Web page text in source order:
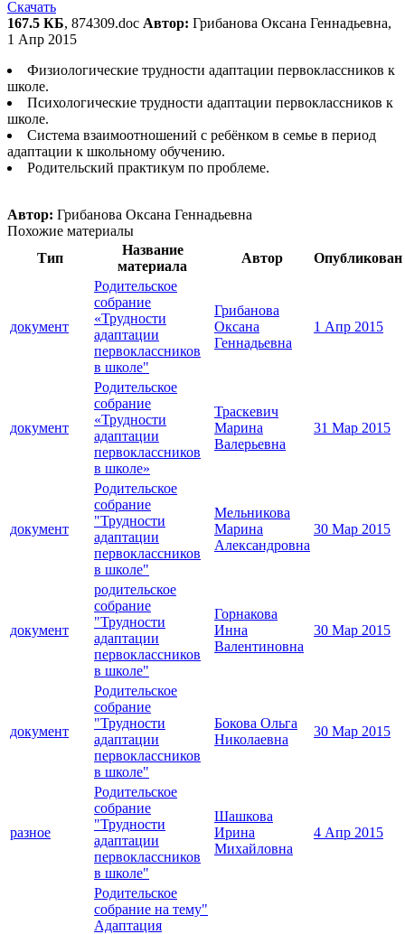
Скачать
167.5 КБ, 874309.doc Автор: Грибанова Оксана Геннадьевна,
1 Апр 2015
Физиологические трудности адаптации первоклассников к
школе.
Психологические трудности адаптации первоклассников к
школе.
Система взаимоотношений с ребёнком в семье в период
адаптации к школьному обучению.
Родительский практикум по проблеме.
Автор: Грибанова Оксана Геннадьевна
Похожие материалы
Тип
Название
материала
Автор Опубликован
документ
Родительское
собрание
«Трудности
адаптации
первоклассников
в школе"
Грибанова
Оксана
Геннадьевна
1 Апр 2015
документ
Родительское
собрание
«Трудности
адаптации
первоклассников
в школе»
Траскевич
Марина
Валерьевна
31 Мар 2015
документ
Родительское
собрание
"Трудности
адаптации
первоклассников
в школе"
Мельникова
Марина
Александровна
30 Мар 2015
документ
родительское
собрание
"Трудности
адаптации
первоклассников
в школе"
Горнакова
Инна
Валентиновна
30 Мар 2015
документ
Родительское
собрание
"Трудности
адаптации
первоклассников
в школе"
Бокова Ольга
Николаевна
30 Мар 2015
разное
Родительское
собрание
"Трудности
адаптации
первоклассников
в школе"
Шашкова
Ирина
Михайловна
4 Апр 2015
Родительское
собрание на тему"
Адаптация